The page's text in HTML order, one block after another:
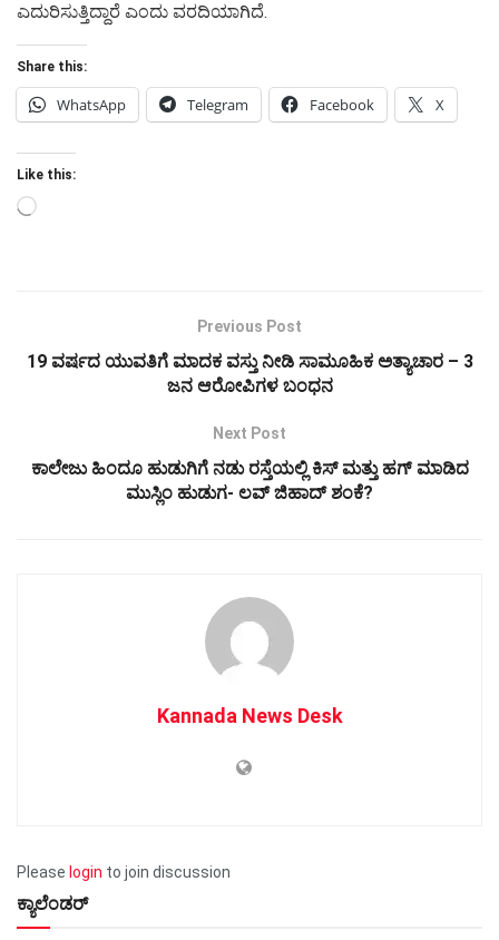
ಎದುರಿಸುತ್ತಿದ್ದಾರೆ ಎಂದು ವರದಿಯಾಗಿದೆ.
Share this:
WhatsApp Telegram Facebook X
Like this:
Loading…
Previous Post
19 ವರ್ಷದ ಯುವತಿಗೆ ಮಾದಕ ವಸ್ತು ನೀಡಿ ಸಾಮೂಹಿಕ ಅತ್ಯಾಚಾರ – 3
ಜನ ಆರೋಪಿಗಳ ಬಂಧನ
Next Post
ಕಾಲೇಜು ಹಿಂದೂ ಹುಡುಗಿಗೆ ನಡು ರಸ್ತೆಯಲ್ಲಿ ಕಿಸ್ ಮತ್ತು ಹಗ್ ಮಾಡಿದ
ಮುಸ್ಲಿಂ ಹುಡುಗ- ಲವ್ ಜಿಹಾದ್ ಶಂಕೆ?
Kannada News Desk
Please login to join discussion
ಕ್ಯಾಲೆಂಡರ್